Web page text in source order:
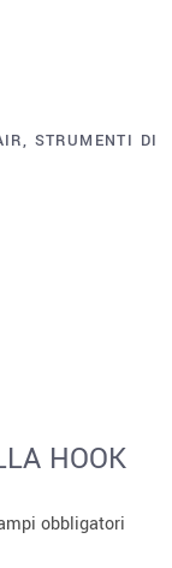
, STRUMENTI DI
HOOK
obbligatori